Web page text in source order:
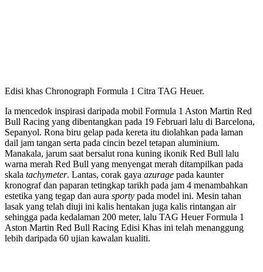
Edisi khas Chronograph Formula 1 Citra TAG Heuer.
Ia mencedok inspirasi daripada mobil Formula 1 Aston Martin Red
Bull Racing yang dibentangkan pada 19 Februari lalu di Barcelona,
Sepanyol. Rona biru gelap pada kereta itu diolahkan pada laman
dail jam tangan serta pada cincin bezel tetapan aluminium.
Manakala, jarum saat bersalut rona kuning ikonik Red Bull lalu
warna merah Red Bull yang menyengat merah ditampilkan pada
skala tachymeter. Lantas, corak gaya azurage pada kaunter
kronograf dan paparan tetingkap tarikh pada jam 4 menambahkan
estetika yang tegap dan aura sporty pada model ini. Mesin tahan
lasak yang telah diuji ini kalis hentakan juga kalis rintangan air
sehingga pada kedalaman 200 meter, lalu TAG Heuer Formula 1
Aston Martin Red Bull Racing Edisi Khas ini telah menanggung
lebih daripada 60 ujian kawalan kualiti.